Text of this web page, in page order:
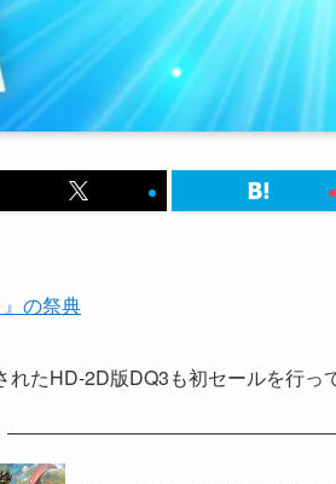
』の祭典
たHD-2D版DQ3も初セールを行っ